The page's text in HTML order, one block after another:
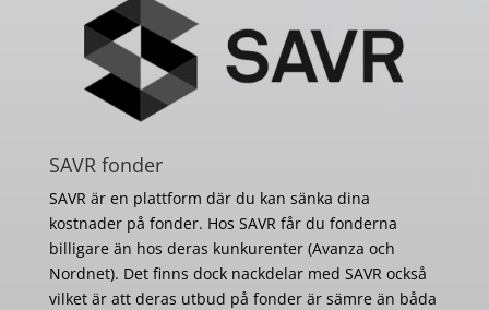
SAVR fonder
SAVR är en plattform där du kan sänka dina
kostnader på fonder. Hos SAVR får du fonderna
billigare än hos deras kunkurenter (Avanza och
Nordnet). Det finns dock nackdelar med SAVR också
vilket är att deras utbud på fonder är sämre än båda